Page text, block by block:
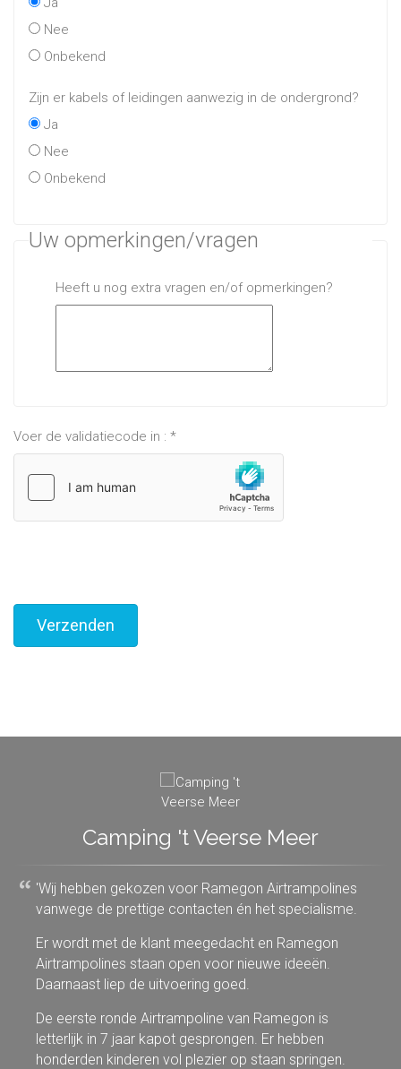
Nee
Onbekend
Zijn er kabels of leidingen aanwezig in de ondergrond?
Ja
Nee
Onbekend
Uw opmerkingen/vragen
Heeft u nog extra vragen en/of opmerkingen?
Voer de validatiecode in : *
Camping 't Veerse Meer
'Wij hebben gekozen voor Ramegon Airtrampolines
vanwege de prettige contacten én het specialisme.
Er wordt met de klant meegedacht en Ramegon
Airtrampolines staan open voor nieuwe ideeën.
Daarnaast liep de uitvoering goed.
De eerste ronde Airtrampoline van Ramegon is
letterlijk in 7 jaar kapot gesprongen. Er hebben
honderden kinderen vol plezier op staan springen.